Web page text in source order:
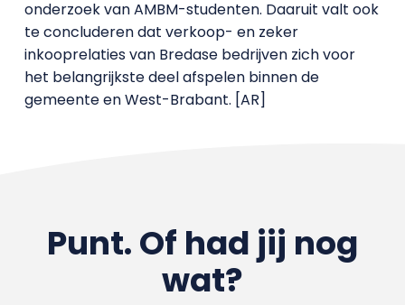
onderzoek van AMBM-studenten. Daaruit valt ook
te concluderen dat verkoop- en zeker
inkooprelaties van Bredase bedrijven zich voor
het belangrijkste deel afspelen binnen de
gemeente en West-Brabant. [AR]
Punt. Of had jij nog
wat?